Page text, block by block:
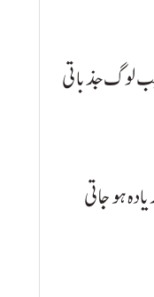
لوگ جذباتی
ہو جاتی